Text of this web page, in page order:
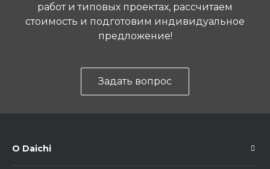
работ и типовых проектах, рассчитаем
стоимость и подготовим индивидуальное
предложение!
Задать вопрос
О Daichi